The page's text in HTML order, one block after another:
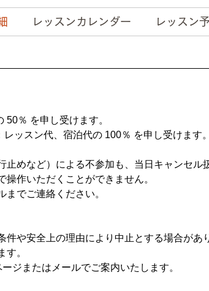
レッスンカレンダー レッスン
％ を申し受けます。
ッスン代、宿泊代の 100％ を申し受けます。
めなど）による不参加も、当日キャンセル
作いただくことができません。
でご連絡ください。
や安全上の理由により中止とする場合があ
す。
ジまたはメールでご案内いたします。